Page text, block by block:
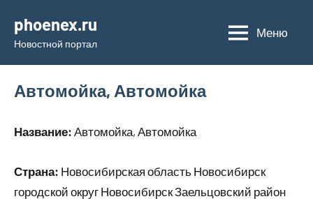
содержимому
phoenex.ru
Новостной портал
Меню
Автомойка, Автомойка
Название: Автомойка, Автомойка
Страна: Новосибирская область Новосибирск
городской округ Новосибирск Заельцовский район